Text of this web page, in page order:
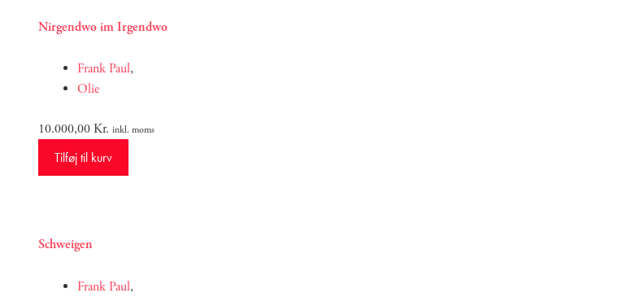
Nirgendwo im Irgendwo
Frank Paul,
Olie
10.000,00Kr. inkl. moms
Tilføj til kurv
Schweigen
Frank Paul,